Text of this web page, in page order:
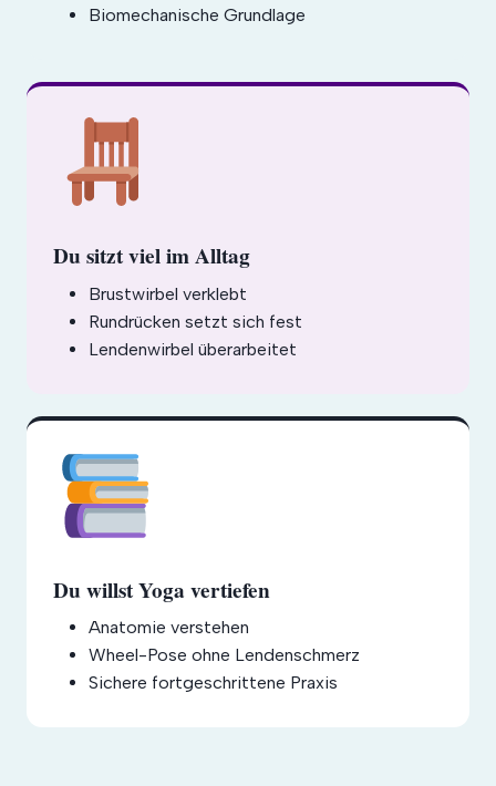
Biomechanische Grundlage
Du sitzt viel im Alltag
Brustwirbel verklebt
Rundrücken setzt sich fest
Lendenwirbel überarbeitet
Du willst Yoga vertiefen
Anatomie verstehen
Wheel-Pose ohne Lendenschmerz
Sichere fortgeschrittene Praxis